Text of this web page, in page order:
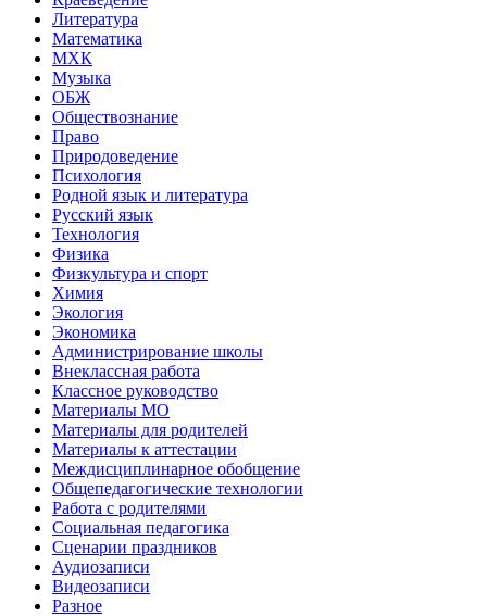
Литература
Математика
МХК
Музыка
ОБЖ
Обществознание
Право
Природоведение
Психология
Родной язык и литература
Русский язык
Технология
Физика
Физкультура и спорт
Химия
Экология
Экономика
Администрирование школы
Внеклассная работа
Классное руководство
Материалы МО
Материалы для родителей
Материалы к аттестации
Междисциплинарное обобщение
Общепедагогические технологии
Работа с родителями
Социальная педагогика
Сценарии праздников
Аудиозаписи
Видеозаписи
Разное